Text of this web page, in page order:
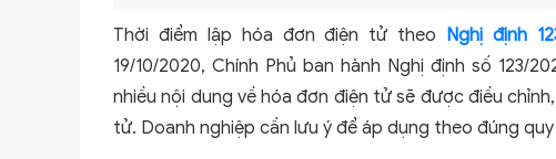
Thời điểm lập hóa đơn điện tử theo Nghị định
19/10/2020, Chính Phủ ban hành Nghị định số
nhiều nội dung về hóa đơn điện tử sẽ được điều
tử. Doanh nghiệp cần lưu ý để áp dụng theo đúng quy